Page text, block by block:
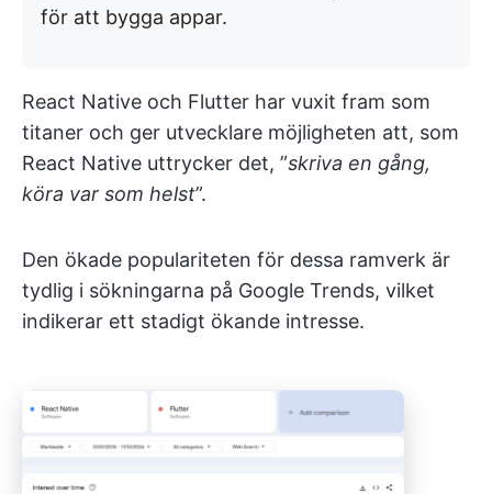
för att bygga appar.
React Native och Flutter har vuxit fram som
titaner och ger utvecklare möjligheten att, som
React Native uttrycker det, ”skriva en gång,
köra var som helst”.
Den ökade populariteten för dessa ramverk är
tydlig i sökningarna på Google Trends, vilket
indikerar ett stadigt ökande intresse.